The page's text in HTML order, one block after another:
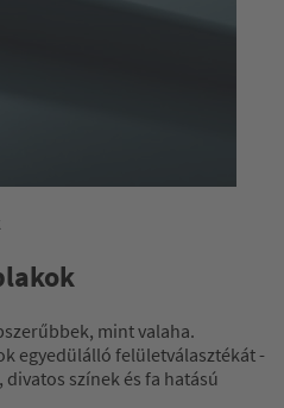
mint valaha.
egyedülálló felületválasztékát -
színek és fa hatású